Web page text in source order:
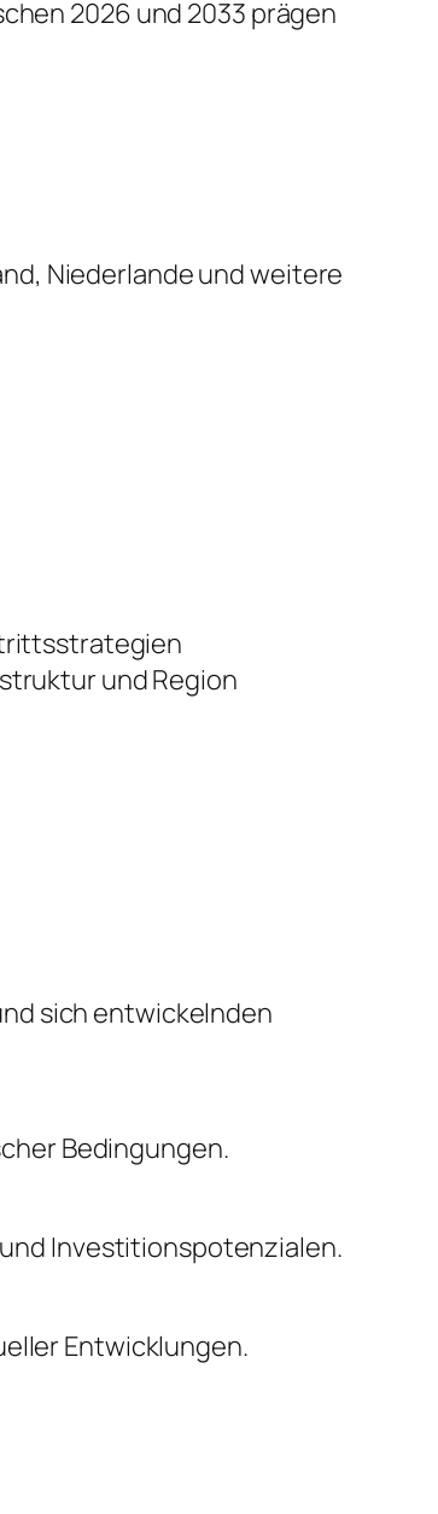
2026 und 2033 prägen
Niederlande und weitere
und Region
sich entwickelnden
Bedingungen.
Investitionspotenzialen.
Entwicklungen.